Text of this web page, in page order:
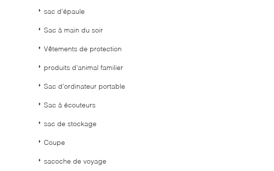
sac d'épaule
Sac à main du soir
Vêtements de protection
produits d'animal familier
Sac d'ordinateur portable
Sac à écouteurs
sac de stockage
Coupe
sacoche de voyage